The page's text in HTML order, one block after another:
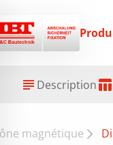
subject Descriptiontable_chart
magnétique